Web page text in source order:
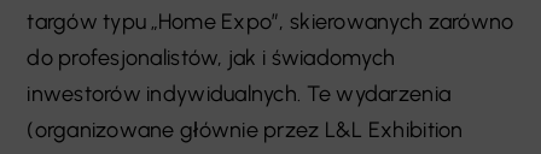
targów typu „Home Expo”, skierowanych zarówno
do profesjonalistów, jak i świadomych
inwestorów indywidualnych. Te wydarzenia
(organizowane głównie przez L&L Exhibition